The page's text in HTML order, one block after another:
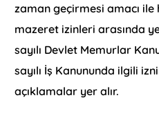
zaman geçirmesi amacı ile
mazeret izinleri arasında
sayılı Devlet Memurlar
sayılı İş Kanununda ilgili
açıklamalar yer alır.